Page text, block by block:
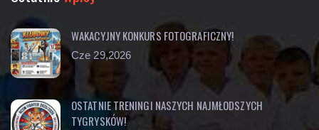
WAKACYJNY KONKURS FOTOGRAFICZNY!
Cze 29,2026
OSTATNIE TRENINGI NASZYCH NAJMŁODSZYCH
TYGRYSKÓW!